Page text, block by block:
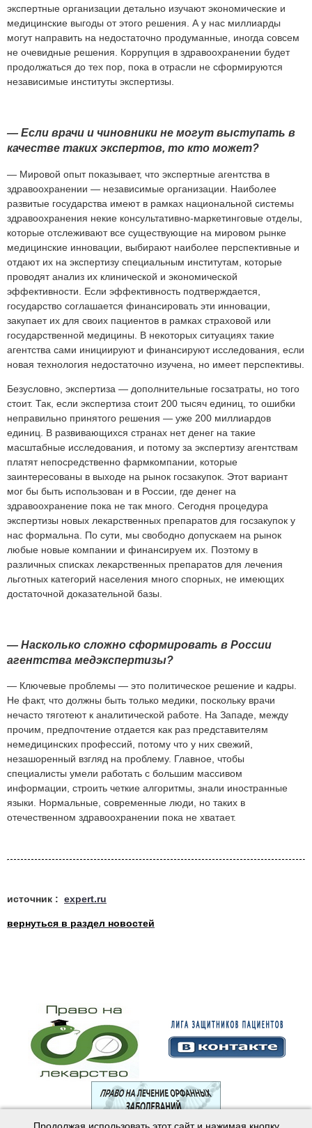
экспертные организации детально изучают экономические и
медицинские выгоды от этого решения. А у нас миллиарды
могут направить на недостаточно продуманные, иногда совсем
не очевидные решения. Коррупция в здравоохранении будет
продолжаться до тех пор, пока в отрасли не сформируются
независимые институты экспертизы.
— Если врачи и чиновники не могут выступать в
качестве таких экспертов, то кто может?
— Мировой опыт показывает, что экспертные агентства в
здравоохранении — независимые организации. Наиболее
развитые государства имеют в рамках национальной системы
здравоохранения некие консультативно-маркетинговые отделы,
которые отслеживают все существующие на мировом рынке
медицинские инновации, выбирают наиболее перспективные и
отдают их на экспертизу специальным институтам, которые
проводят анализ их клинической и экономической
эффективности. Если эффективность подтверждается,
государство соглашается финансировать эти инновации,
закупает их для своих пациентов в рамках страховой или
государственной медицины. В некоторых ситуациях такие
агентства сами инициируют и финансируют исследования, если
новая технология недостаточно изучена, но имеет перспективы.
Безусловно, экспертиза — дополнительные госзатраты, но того
стоит. Так, если экспертиза стоит 200 тысяч единиц, то ошибки
неправильно принятого решения — уже 200 миллиардов
единиц. В развивающихся странах нет денег на такие
масштабные исследования, и потому за экспертизу агентствам
платят непосредственно фармкомпании, которые
заинтересованы в выходе на рынок госзакупок. Этот вариант
мог бы быть использован и в России, где денег на
здравоохранение пока не так много. Сегодня процедура
экспертизы новых лекарственных препаратов для госзакупок у
нас формальна. По сути, мы свободно допускаем на рынок
любые новые компании и финансируем их. Поэтому в
различных списках лекарственных препаратов для лечения
льготных категорий населения много спорных, не имеющих
достаточной доказательной базы.
— Насколько сложно сформировать в России
агентства медэкспертизы?
— Ключевые проблемы — это политическое решение и кадры.
Не факт, что должны быть только медики, поскольку врачи
нечасто тяготеют к аналитической работе. На Западе, между
прочим, предпочтение отдается как раз представителям
немедицинских профессий, потому что у них свежий,
незашоренный взгляд на проблему. Главное, чтобы
специалисты умели работать с большим массивом
информации, строить четкие алгоритмы, знали иностранные
языки. Нормальные, современные люди, но таких в
отечественном здравоохранении пока не хватает.
источник : expert.ru
вернуться в раздел новостей